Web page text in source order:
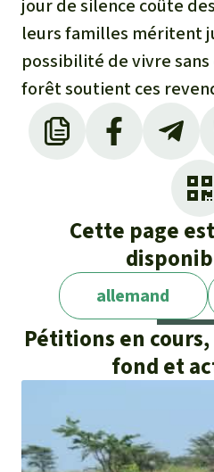
jour de silence coûte
leurs familles méritent
possibilité de vivre sans
forêt soutient ces
Cette page
allemand
Pétitions en
fond et